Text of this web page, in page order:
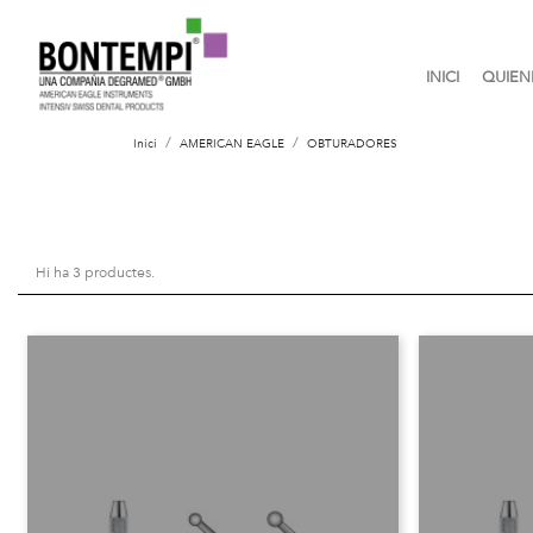
INICI
Inici AMERICAN EAGLE OBTURADORES
Hi ha 3 productes.